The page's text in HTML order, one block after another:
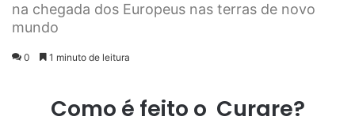
na chegada dos Europeus nas terras de novo
mundo
0 1 minuto de leitura
Como é feito o Curare?